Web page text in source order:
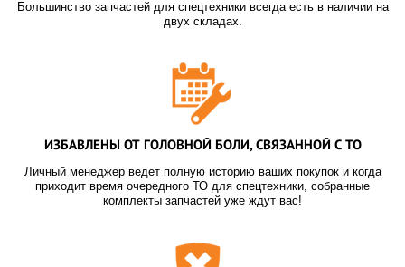
Большинство запчастей для спецтехники всегда есть в наличии на
двух складах.
ИЗБАВЛЕНЫ ОТ ГОЛОВНОЙ БОЛИ, СВЯЗАННОЙ С ТО
Личный менеджер ведет полную историю ваших покупок и когда
приходит время очередного ТО для спецтехники, собранные
комплекты запчастей уже ждут вас!